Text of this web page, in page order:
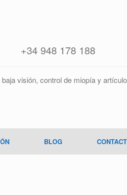
+34 948 178 188
visión, control de miopía y
BLOG